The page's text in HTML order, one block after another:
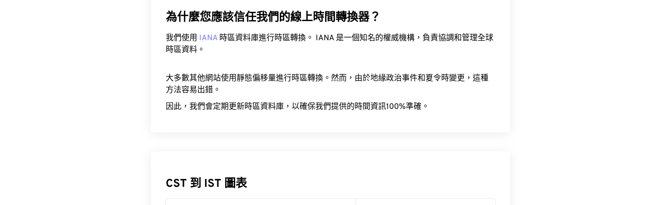
為什麼您應該信任我們的線上時間轉換器？
我們使用 IANA 時區資料庫進行時區轉換。 IANA 是一個知名的權威機構，負責協調和管理全球
時區資料。
大多數其他網站使用靜態偏移量進行時區轉換。然而，由於地緣政治事件和夏令時變更，這種
方法容易出錯。
因此，我們會定期更新時區資料庫，以確保我們提供的時間資訊100%準確。
CST 到 IST 圖表